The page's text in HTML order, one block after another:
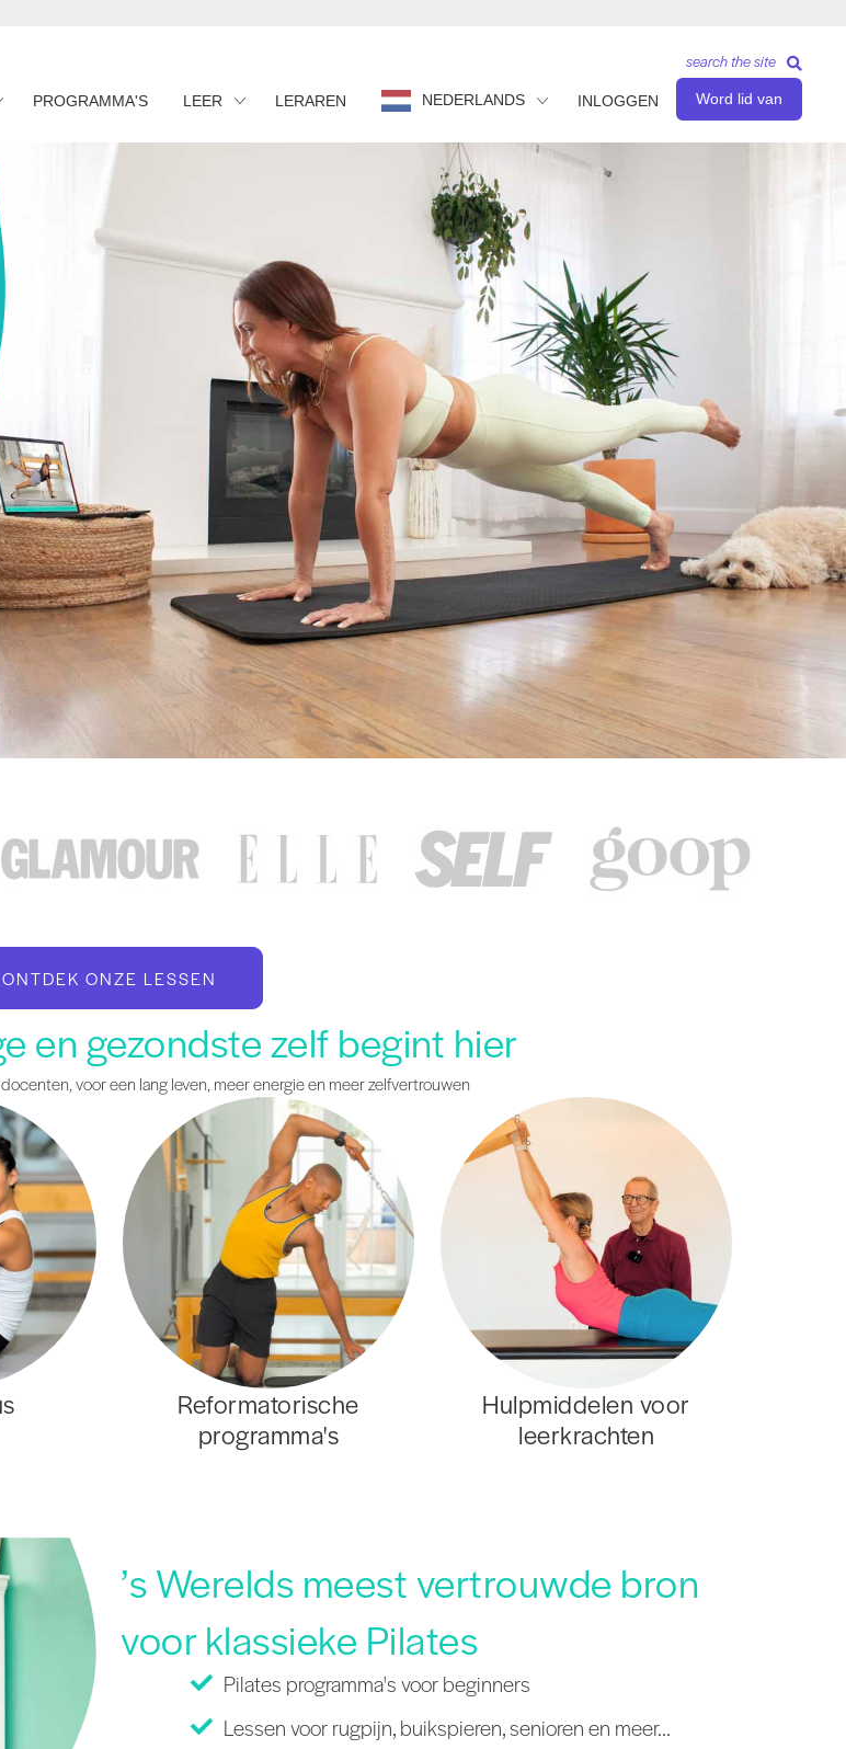
PROGRAMMA'S LEER LERAREN NEDERLANDS INLOGGEN Word lid van
search the site
ONTDEK ONZE LESSEN
en gezondste zelf begint hier
voor een lang leven, meer energie en meer zelfvertrouwen
Reformatorische
programma's
Hulpmiddelen voor
leerkrachten
’s Werelds meest vertrouwde bron
voor klassieke Pilates
Pilates programma's voor beginners
Lessen voor rugpijn, buikspieren, senioren en meer...